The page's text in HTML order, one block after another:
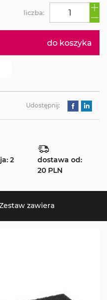
do koszyka
liczba:
Udostępnij:
2
dostawa od:
20 PLN
zawiera